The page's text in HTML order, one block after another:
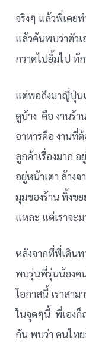
จริงๆ แล้วพี่เคย
แล้วค้นพบว่าตัวเ
กวาดไปยิ้มไป ทั
แต่พอถึงมาญี่ปุ่น
ดูบ้าง คือ งานร้า
อาหารคือ งานที่ต้
ลูกค้าเรื่องมาก
อยู่หน้าเตา ล้าง
มุมของร้าน ทิ้งข
แหละ แต่เราจะ
หลังจากที่พี่เดินท
พบรุ่นพี่รุ่นน้องค
โอกาสนี้ เราสา
ในจุดๆนี้ พี่เองก็
กัน พบว่า คนไท